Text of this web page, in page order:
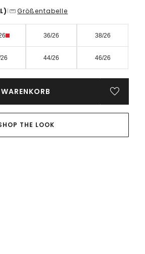
| Größentabelle
36/26 38/26
44/26 46/26
THE LOOK